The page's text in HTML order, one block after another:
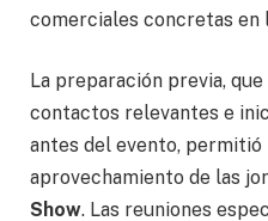
comerciales concretas en
La preparación previa,
contactos relevantes e
antes del evento, permitió
aprovechamiento de las
Show. Las reuniones